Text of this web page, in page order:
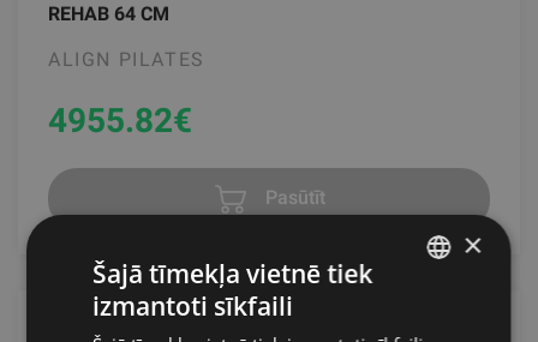
REHAB 64 CM
ALIGN PILATES
4955.82€
Pasūtīt
×
Šajā tīmekļa vietnē tiek
izmantoti sīkfaili